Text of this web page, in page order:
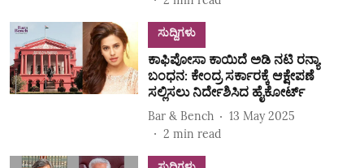
ಸುದ್ದಿಗಳು
ಕಾಫಿಪೋಸಾ ಕಾಯಿದೆ ಅಡಿ ನಟಿ ರನ್ಯಾ
ಬಂಧನ: ಕೇಂದ್ರ ಸರ್ಕಾರಕ್ಕೆ ಆಕ್ಷೇಪಣೆ
ಸಲ್ಲಿಸಲು ನಿರ್ದೇಶಿಸಿದ ಹೈಕೋರ್ಟ್‌
Bar & Bench
13 May 2025
2 min read